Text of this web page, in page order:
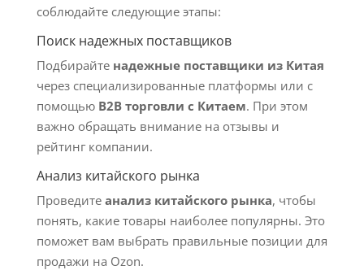
соблюдайте следующие этапы:
Поиск надежных поставщиков
Подбирайте надежные поставщики из Китая
через специализированные платформы или с
помощью B2B торговли с Китаем. При этом
важно обращать внимание на отзывы и
рейтинг компании.
Анализ китайского рынка
Проведите анализ китайского рынка, чтобы
понять, какие товары наиболее популярны. Это
поможет вам выбрать правильные позиции для
продажи на Ozon.